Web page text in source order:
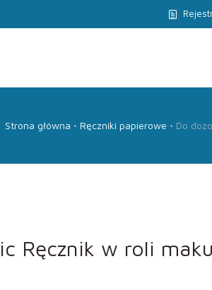
Strona główna Ręczniki papierowe Do
Ręcznik w roli